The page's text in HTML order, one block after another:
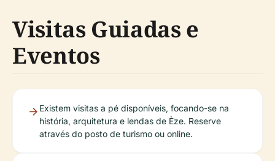
Visitas Guiadas e
Eventos
Existem visitas a pé disponíveis, focando-se na
história, arquitetura e lendas de Èze. Reserve
através do posto de turismo ou online.